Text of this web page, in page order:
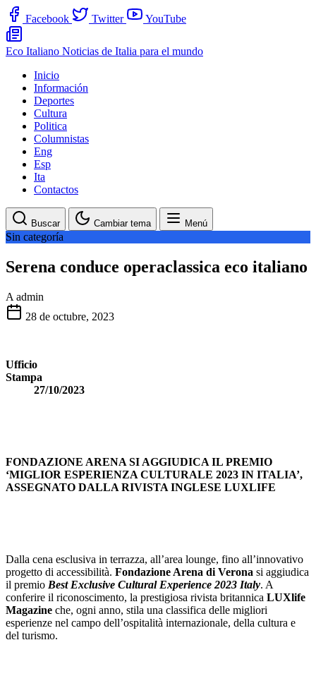
Facebook Twitter YouTube
Eco Italiano Noticias de Italia para el mundo
Inicio
Información
Deportes
Cultura
Politica
Columnistas
Eng
Esp
Ita
Contactos
Buscar Cambiar tema Menú
Sin categoría
Serena conduce operaclassica eco italiano
A admin
28 de octubre, 2023
Ufficio
Stampa
27/10/2023
FONDAZIONE ARENA SI AGGIUDICA IL PREMIO
‘MIGLIOR ESPERIENZA CULTURALE 2023 IN ITALIA’,
ASSEGNATO DALLA RIVISTA INGLESE LUXLIFE
Dalla cena esclusiva in terrazza, all’area lounge, fino all’innovativo
progetto di accessibilità. Fondazione Arena di Verona si aggiudica
il premio Best Exclusive Cultural Experience 2023 Italy. A
conferire il riconoscimento, la prestigiosa rivista britannica LUXlife
Magazine che, ogni anno, stila una classifica delle migliori
esperienze nel campo dell’ospitalità internazionale, della cultura e
del turismo.